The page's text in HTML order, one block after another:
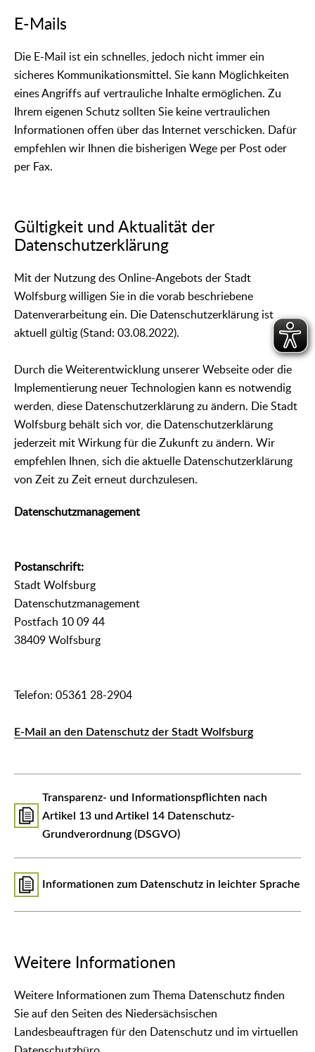
E-Mails
Die E-Mail ist ein schnelles, jedoch nicht immer ein
sicheres Kommunikationsmittel. Sie kann Möglichkeiten
eines Angriffs auf vertrauliche Inhalte ermöglichen. Zu
Ihrem eigenen Schutz sollten Sie keine vertraulichen
Informationen offen über das Internet verschicken. Dafür
empfehlen wir Ihnen die bisherigen Wege per Post oder
per Fax.
Gültigkeit und Aktualität der
Datenschutzerklärung
Mit der Nutzung des Online-Angebots der Stadt
Wolfsburg willigen Sie in die vorab beschriebene
Datenverarbeitung ein. Die Datenschutzerklärung ist
aktuell gültig (Stand: 03.08.2022).
Durch die Weiterentwicklung unserer Webseite oder die
Implementierung neuer Technologien kann es notwendig
werden, diese Datenschutzerklärung zu ändern. Die Stadt
Wolfsburg behält sich vor, die Datenschutzerklärung
jederzeit mit Wirkung für die Zukunft zu ändern. Wir
empfehlen Ihnen, sich die aktuelle Datenschutzerklärung
von Zeit zu Zeit erneut durchzulesen.
Datenschutzmanagement
Postanschrift:
Stadt Wolfsburg
Datenschutzmanagement
Postfach 10 09 44
38409 Wolfsburg
Telefon: 05361 28-2904
E-Mail an den Datenschutz der Stadt Wolfsburg
Transparenz- und Informationspflichten nach
Artikel 13 und Artikel 14 Datenschutz-
Grundverordnung (DSGVO)
Informationen zum Datenschutz in leichter Sprache
Weitere Informationen
Weitere Informationen zum Thema Datenschutz finden
Sie auf den Seiten des Niedersächsischen
Landesbeauftragen für den Datenschutz und im virtuellen